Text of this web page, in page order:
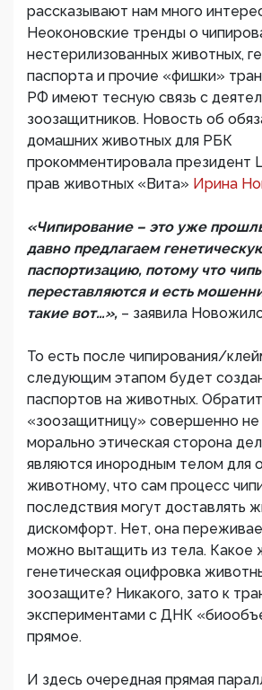
рассказывают нам много
Неоконовские тренды о
нестерилизованных животных,
паспорта и прочие «фишки»
РФ имеют тесную связь с
зоозащитников. Новость об
домашних животных для РБК
прокомментировала президент
прав животных «Вита» Ирина
«Чипирование – это уже
давно предлагаем
паспортизацию, потому что
переставляются и есть
такие вот…», – заявила
То есть после чипирования/
следующим этапом будет
паспортов на животных.
«зоозащитницу» совершенно не
морально этическая сторона
являются инородным телом для
животному, что сам процесс
последствия могут доставлять
дискомфорт. Нет, она
можно вытащить из тела. Какое
генетическая оцифровка
зоозащите? Никакого, зато к
экспериментами с ДНК
прямое.
И здесь очередная прямая